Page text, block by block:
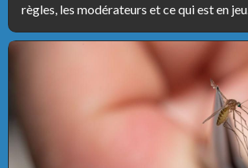
règles, les modérateurs et ce qui est en jeu.